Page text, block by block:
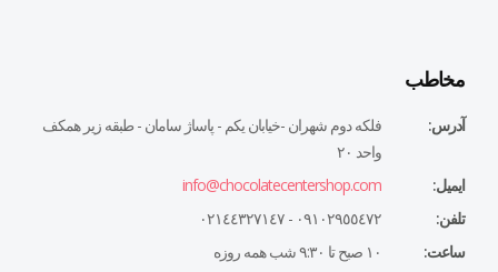
مخاطب
آدرس:
فلكه دوم شهران -خيابان يكم - پاساژ سامان - طبقه زير همكف
واحد ٢٠
ایمیل:
info@chocolatecentershop.com
تلفن:
٠٩١٠٢٩٥٥٤٧٢ - ٠٢١٤٤٣٢٧١٤٧
ساعت:
١٠ صبح تا ٩:٣٠ شب همه روزه